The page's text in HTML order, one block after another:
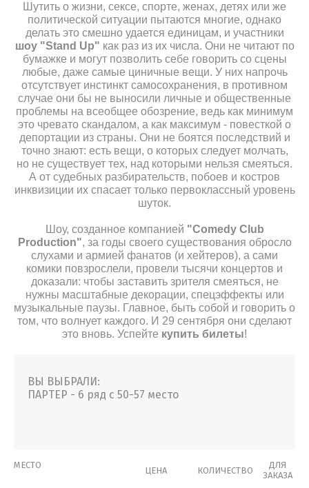
Шутить о жизни, сексе, спорте, женах, детях или же
политической ситуации пытаются многие, однако
делать это смешно удается единицам, и участники
шоу "Stand Up" как раз из их числа. Они не читают по
бумажке и могут позволить себе говорить со сцены
любые, даже самые циничные вещи. У них напрочь
отсутствует инстинкт самосохранения, в противном
случае они бы не выносили личные и общественные
проблемы на всеобщее обозрение, ведь как минимум
это чревато скандалом, а как максимум - повесткой о
депортации из страны. Они не боятся последствий и
точно знают: есть вещи, о которых следует молчать,
но не существует тех, над которыми нельзя смеяться.
А от судебных разбирательств, побоев и костров
инквизиции их спасает только первоклассный уровень
шуток.
Шоу, созданное компанией "Comedy Club
Production", за годы своего существования обросло
слухами и армией фанатов (и хейтеров), а сами
комики повзрослели, провели тысячи концертов и
доказали: чтобы заставить зрителя смеяться, не
нужны масштабные декорации, спецэффекты или
музыкальные паузы. Главное, быть собой и говорить о
том, что волнует каждого. И 29 сентября они сделают
это вновь. Успейте купить билеты!
ВЫ ВЫБРАЛИ:
ПАРТЕР - 6 ряд с 50-57 место
МЕСТО ЦЕНА КОЛИЧЕСТВО
ДЛЯ
ЗАКАЗА